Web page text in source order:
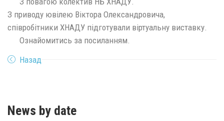
З приводу ювілею Віктора Олександровича,
співробітники ХНАДУ підготували віртуальну виставку.
Ознайомитись за посиланням.
Назад
News by date